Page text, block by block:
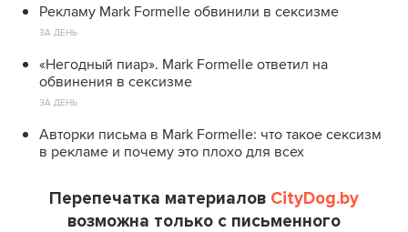
Рекламу Mark Formelle обвинили в сексизме
ЗА ДЕНЬ
«Негодный пиар». Mark Formelle ответил на
обвинения в сексизме
ЗА ДЕНЬ
Авторки письма в Mark Formelle: что такое сексизм
в рекламе и почему это плохо для всех
Перепечатка материалов CityDog.by
возможна только с письменного